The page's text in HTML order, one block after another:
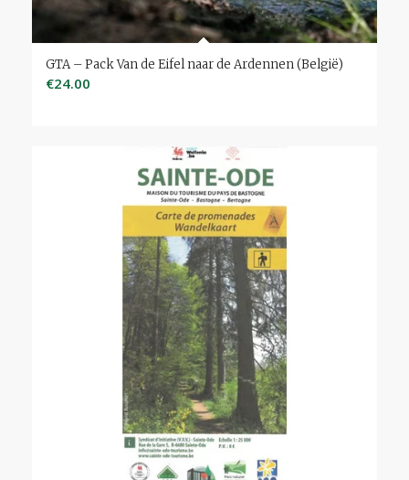
GTA – Pack Van de Eifel naar de Ardennen (België)
€24.00